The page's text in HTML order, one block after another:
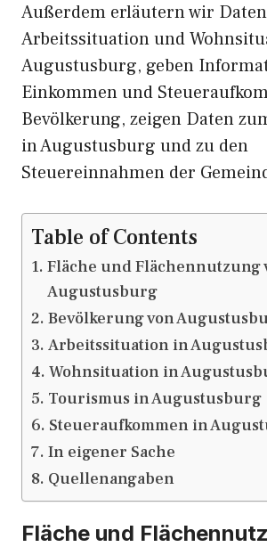
Außerdem erläutern wir
Arbeitssituation und
Augustusburg, geben
Einkommen und
Bevölkerung, zeigen Daten
in Augustusburg und zu den
Steuereinnahmen der
Table of Contents
Fläche und Flächennutzung
Augustusburg
Bevölkerung von
Arbeitssituation in
Wohnsituation in
Tourismus in Augustusburg
Steueraufkommen in
In eigener Sache
Quellenangaben
Fläche und